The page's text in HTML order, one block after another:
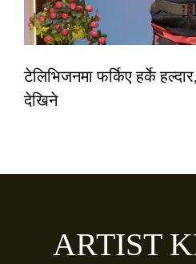
टेलिभिजनमा फर्किए हर्के
देखिने
ARTIST